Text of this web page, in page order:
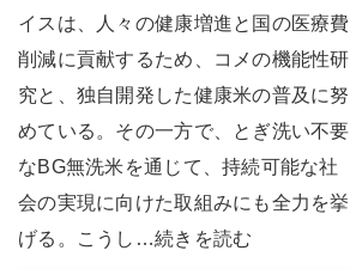
イスは、人々の健康増進と国の医療費
削減に貢献するため、コメの機能性研
究と、独自開発した健康米の普及に努
めている。その一方で、とぎ洗い不要
なBG無洗米を通じて、持続可能な社
会の実現に向けた取組みにも全力を挙
げる。こうし…続きを読む